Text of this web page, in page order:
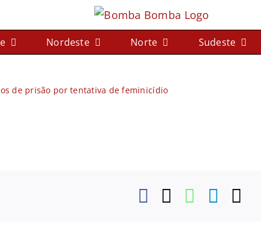
Nordeste Norte Sudeste
de prisão por tentativa de feminicídio